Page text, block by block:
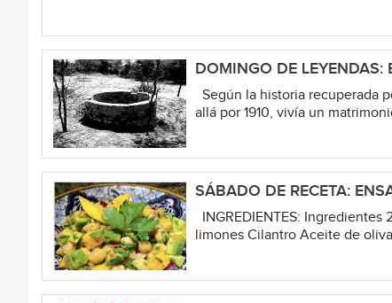
DOMINGO DE
Según la historia recuperada
allá por 1910, vivía un
SÁBADO DE RECETA:
INGREDIENTES: Ingredientes
limones Cilantro Aceite de